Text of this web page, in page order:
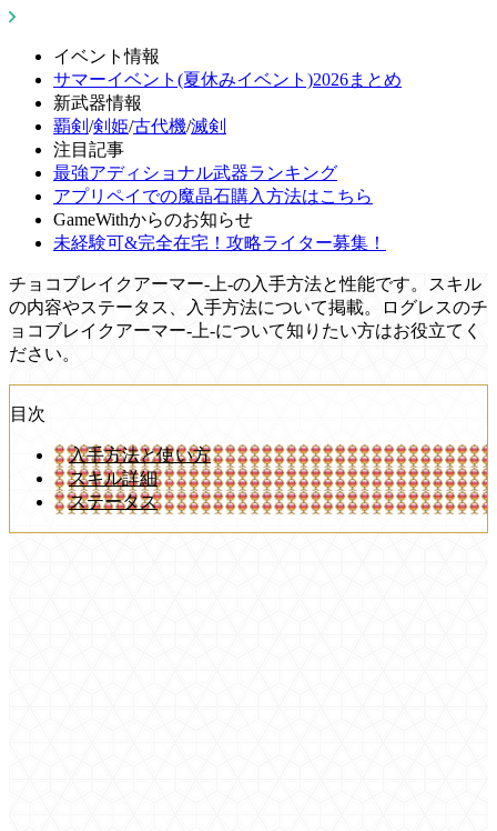
イベント情報
サマーイベント(夏休みイベント)2026まとめ
新武器情報
覇剣 /剣姫/古代機/滅剣
注目記事
最強アディショナル武器ランキング
アプリペイでの魔晶石購入方法はこちら
GameWithからのお知らせ
未経験可&完全在宅！攻略ライター募集！
チョコブレイクアーマー-上-の入手方法と性能です。スキル
の内容やステータス、入手方法について掲載。ログレスのチ
ョコブレイクアーマー-上-について知りたい方はお役立てく
ださい。
目次
入手方法と使い方
スキル詳細
ステータス